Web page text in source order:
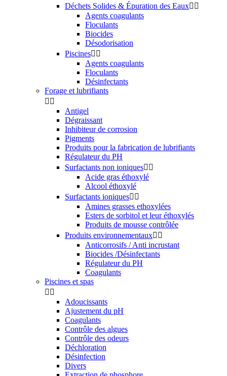
Déchets Solides & Épuration des Eaux 
Agents coagulants
Floculants
Biocides
Désodorisation
Piscines 
Agents coagulants
Floculants
Désinfectants
Forage et lubrifiants
 
Antigel
Dégraissant
Inhibiteur de corrosion
Pigments
Produits pour la fabrication de lubrifiants
Régulateur du PH
Surfactants non ioniques 
Acide gras éthoxylé
Alcool éthoxylé
Surfactants ioniques 
Amines grasses ethoxylées
Esters de sorbitol et leur éthoxylés
Produits de mousse contrôlée
Produits environnementaux 
Anticorrosifs / Anti incrustant
Biocides /Désinfectants
Régulateur du PH
Coagulants
Piscines et spas
 
Adoucissants
Ajustement du pH
Coagulants
Contrôle des algues
Contrôle des odeurs
Déchloration
Désinfection
Divers